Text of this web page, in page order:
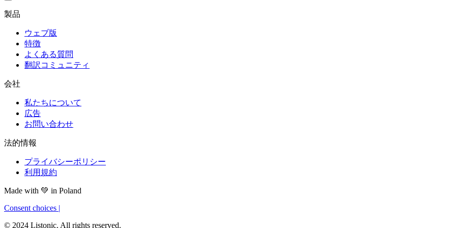
製品
ウェブ版
特徴
よくある質問
翻訳コミュニティ
会社
私たちについて
広告
お問い合わせ
法的情報
プライバシーポリシー
利用規約
Made with 💚 in Poland
Consent choices |
© 2024 Listonic. All rights reserved.